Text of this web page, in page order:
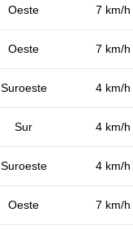
Oeste 7 km/h
Oeste 7 km/h
Suroeste 4 km/h
Sur 4 km/h
Suroeste 4 km/h
Oeste 7 km/h